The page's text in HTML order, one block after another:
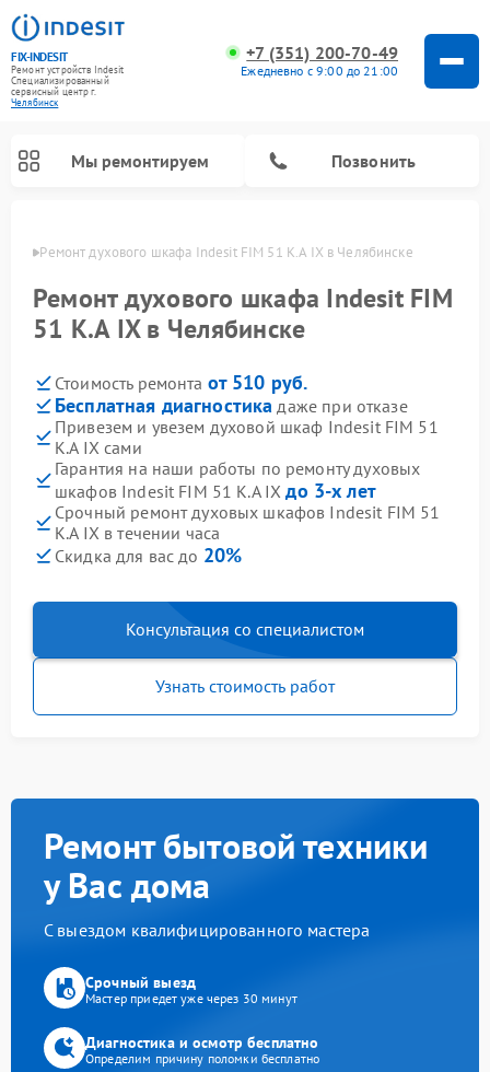
FIX-INDESIT
Ремонт устройств Indesit
Специализированный
cервисный центр г.
Челябинск
+7 (351) 200-70-49
Ежедневно с 9:00 до 21:00
Мы ремонтируем Позвонить
Ремонт духового шкафа Indesit FIM 51 K.A IX в Челябинске
Ремонт духового шкафа Indesit FIM
51 K.A IX в Челябинске
Стоимость ремонта от 510 руб.
Бесплатная диагностика даже при отказе
Привезем и увезем духовой шкаф Indesit FIM 51
K.A IX сами
Гарантия на наши работы по ремонту духовых
шкафов Indesit FIM 51 K.A IXдо 3-х лет
Срочный ремонт духовых шкафов Indesit FIM 51
K.A IX в течении часа
Скидка для вас до 20%
Консультация со специалистом
Узнать стоимость работ
Ремонт бытовой техники
у Вас дома
С выездом квалифицированного мастера
Срочный выезд
Мастер приедет уже через 30 минут
Диагностика и осмотр бесплатно
Определим причину поломки бесплатно